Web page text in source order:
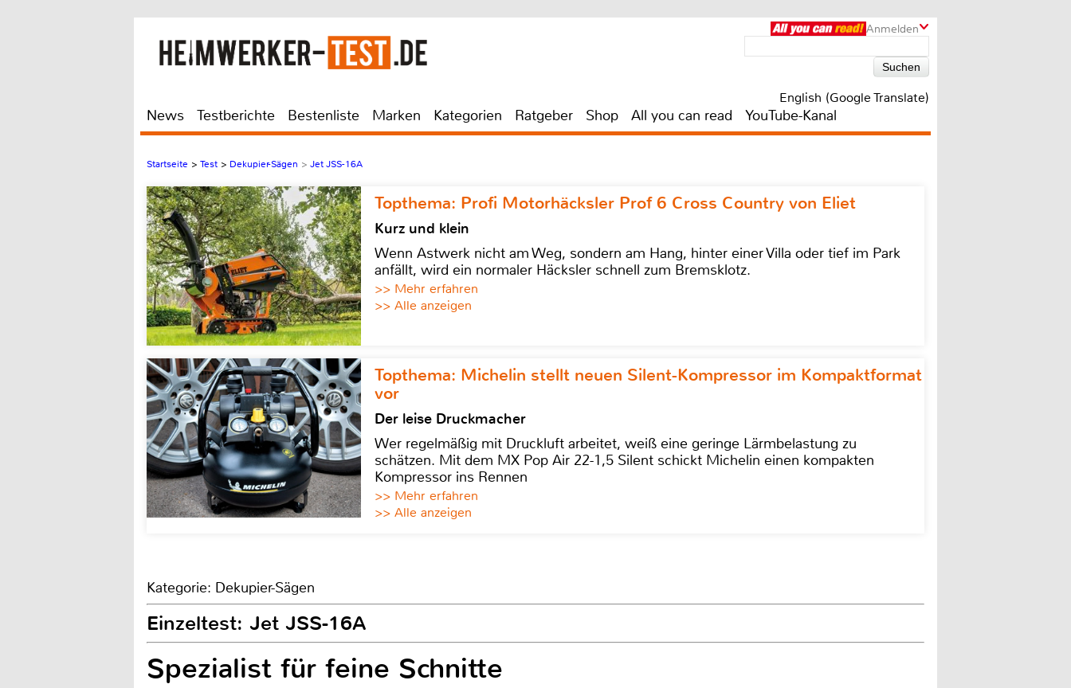
Anmelden
English (Google Translate)
News Testberichte Bestenliste Marken Kategorien Ratgeber Shop All you can read YouTube-Kanal
Startseite > Test > Dekupier-Sägen > Jet JSS-16A
Topthema: Profi Motorhäcksler Prof 6 Cross Country von Eliet
Kurz und klein
Wenn Astwerk nicht am Weg, sondern am Hang, hinter einer Villa oder tief im Park
anfällt, wird ein normaler Häcksler schnell zum Bremsklotz.
>> Mehr erfahren
>> Alle anzeigen
Topthema: Michelin stellt neuen Silent-Kompressor im Kompaktformat
vor
Der leise Druckmacher
Wer regelmäßig mit Druckluft arbeitet, weiß eine geringe Lärmbelastung zu
schätzen. Mit dem MX Pop Air 22-1,5 Silent schickt Michelin einen kompakten
Kompressor ins Rennen
>> Mehr erfahren
>> Alle anzeigen
Kategorie: Dekupier-Sägen
Einzeltest: Jet JSS-16A
Spezialist für feine Schnitte